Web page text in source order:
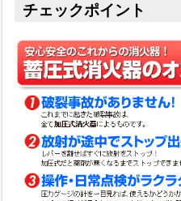
チェックポイント